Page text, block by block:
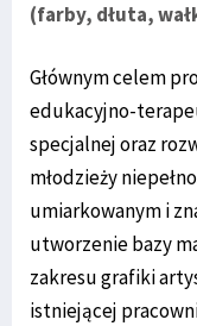
(farby, dłuta,
Głównym celem
edukacyjno-
specjalnej oraz
młodzieży
umiarkowanym i
utworzenie bazy
zakresu grafiki
istniejącej